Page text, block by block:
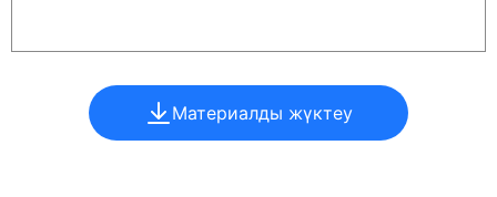
Материалды жүктеу